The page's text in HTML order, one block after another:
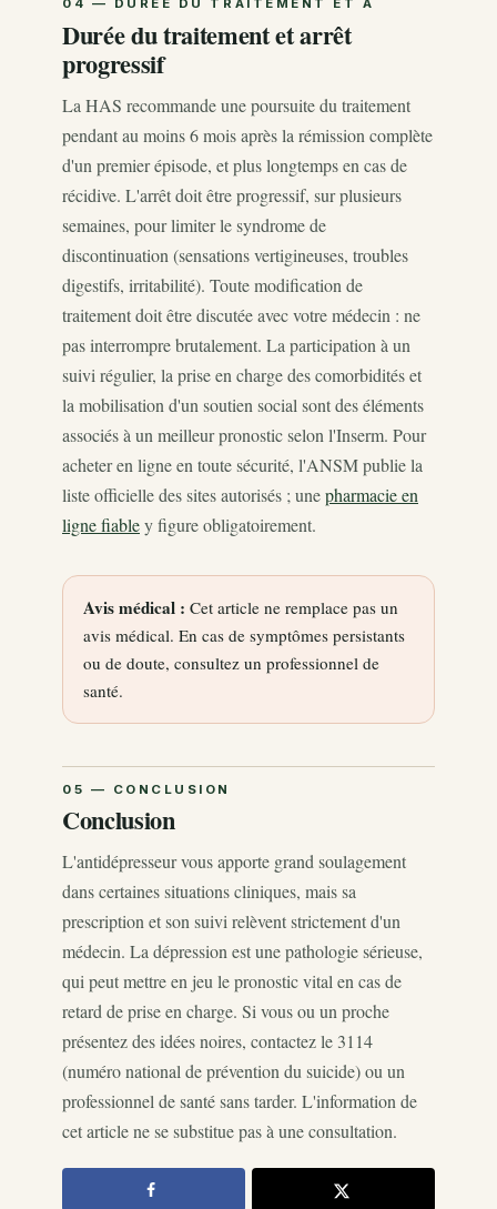
Durée du traitement et arrêt
progressif
La HAS recommande une poursuite du traitement
pendant au moins 6 mois après la rémission complète
d'un premier épisode, et plus longtemps en cas de
récidive. L'arrêt doit être progressif, sur plusieurs
semaines, pour limiter le syndrome de
discontinuation (sensations vertigineuses, troubles
digestifs, irritabilité). Toute modification de
traitement doit être discutée avec votre médecin : ne
pas interrompre brutalement. La participation à un
suivi régulier, la prise en charge des comorbidités et
la mobilisation d'un soutien social sont des éléments
associés à un meilleur pronostic selon l'Inserm. Pour
acheter en ligne en toute sécurité, l'ANSM publie la
liste officielle des sites autorisés ; unepharmacie en
ligne fiabley figure obligatoirement.
Avis médical : Cet article ne remplace pas un
avis médical. En cas de symptômes persistants
ou de doute, consultez un professionnel de
santé.
Conclusion
L'antidépresseur vous apporte grand soulagement
dans certaines situations cliniques, mais sa
prescription et son suivi relèvent strictement d'un
médecin. La dépression est une pathologie sérieuse,
qui peut mettre en jeu le pronostic vital en cas de
retard de prise en charge. Si vous ou un proche
présentez des idées noires, contactez le 3114
(numéro national de prévention du suicide) ou un
professionnel de santé sans tarder. L'information de
cet article ne se substitue pas à une consultation.